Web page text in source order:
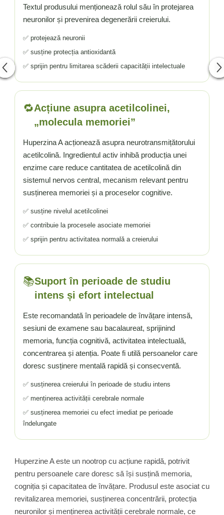
Textul produsului menționează rolul său în protejarea
neuronilor și prevenirea degenerării creierului.
✅ protejează neuronii
✅ susține protecția antioxidantă
✅ sprijin pentru limitarea scăderii capacității intelectuale
🔁Acțiune asupra acetilcolinei,
„molecula memoriei”
Huperzina A acționează asupra neurotransmițătorului
acetilcolină. Ingredientul activ inhibă producția unei
enzime care reduce cantitatea de acetilcolină din
sistemul nervos central, mecanism relevant pentru
susținerea memoriei și a proceselor cognitive.
✅ susține nivelul acetilcolinei
✅ contribuie la procesele asociate memoriei
✅ sprijin pentru activitatea normală a creierului
📚Suport în perioade de studiu
intens și efort intelectual
Este recomandată în perioadele de învățare intensă,
sesiuni de examene sau bacalaureat, sprijinind
memoria, funcția cognitivă, activitatea intelectuală,
concentrarea și atenția. Poate fi utilă persoanelor care
doresc susținere mentală rapidă și consecventă.
✅ susținerea creierului în perioade de studiu intens
✅ menținerea activității cerebrale normale
✅ susținerea memoriei cu efect imediat pe perioade
îndelungate
Huperzine A este un nootrop cu acțiune rapidă, potrivit
pentru persoanele care doresc să își susțină memoria,
cogniția și capacitatea de învățare. Produsul este asociat cu
revitalizarea memoriei, susținerea concentrării, protecția
neuronilor și menținerea activității cerebrale normale, ce